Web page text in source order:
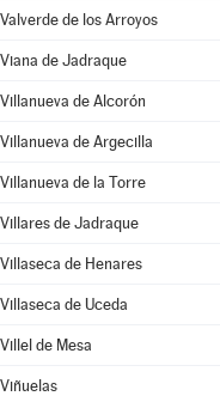
Valverde de los Arroyos
Viana de Jadraque
Villanueva de Alcorón
Villanueva de Argecilla
Villanueva de la Torre
Villares de Jadraque
Villaseca de Henares
Villaseca de Uceda
Villel de Mesa
Viñuelas